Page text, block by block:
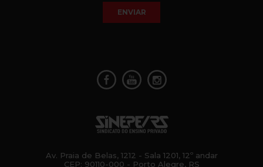
ENVIAR
Av. Praia de Belas, 1212 - Sala 1201, 12º andar
CEP: 90110-000 - Porto Alegre, RS